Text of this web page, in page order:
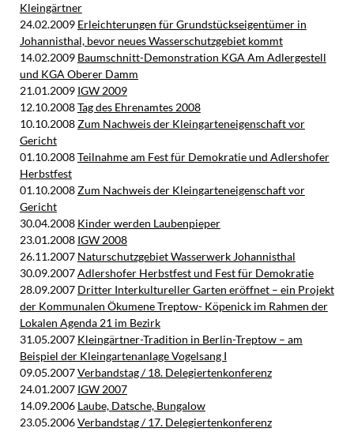
Kleingärtner
24.02.2009 Erleichterungen für Grundstückseigentümer in
Johannisthal, bevor neues Wasserschutzgebiet kommt
14.02.2009 Baumschnitt-Demonstration KGA Am Adlergestell
und KGA Oberer Damm
21.01.2009 IGW 2009
12.10.2008Tag des Ehrenamtes 2008
10.10.2008Zum Nachweis der Kleingarteneigenschaft vor
Gericht
01.10.2008Teilnahme am Fest für Demokratie und Adlershofer
Herbstfest
01.10.2008Zum Nachweis der Kleingarteneigenschaft vor
Gericht
30.04.2008 Kinder werden Laubenpieper
23.01.2008 IGW 2008
26.11.2007 Naturschutzgebiet Wasserwerk Johannisthal
30.09.2007Adlershofer Herbstfest und Fest für Demokratie
28.09.2007 Dritter Interkultureller Garten eröffnet – ein Projekt
der Kommunalen Ökumene Treptow- Köpenick im Rahmen der
Lokalen Agenda 21 im Bezirk
31.05.2007 Kleingärtner-Tradition in Berlin-Treptow – am
Beispiel der Kleingartenanlage Vogelsang I
09.05.2007Verbandstag / 18. Delegiertenkonferenz
24.01.2007 IGW 2007
14.09.2006 Laube, Datsche, Bungalow
23.05.2006Verbandstag / 17. Delegiertenkonferenz